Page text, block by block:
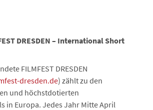
DRESDEN – International Short
FILMFEST DRESDEN
dresden.de) zählt zu den
und höchstdotierten
in Europa. Jedes Jahr Mitte April